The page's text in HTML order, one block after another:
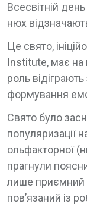
Всесвітній
нюх
Це свято,
Institute, має на
роль
формування
Свято було
популяризації
ольфакторної
прагнули
лише приємний
пов’язаний із